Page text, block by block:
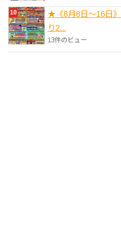
★《8月8日～16日
り2...
13件のビュー